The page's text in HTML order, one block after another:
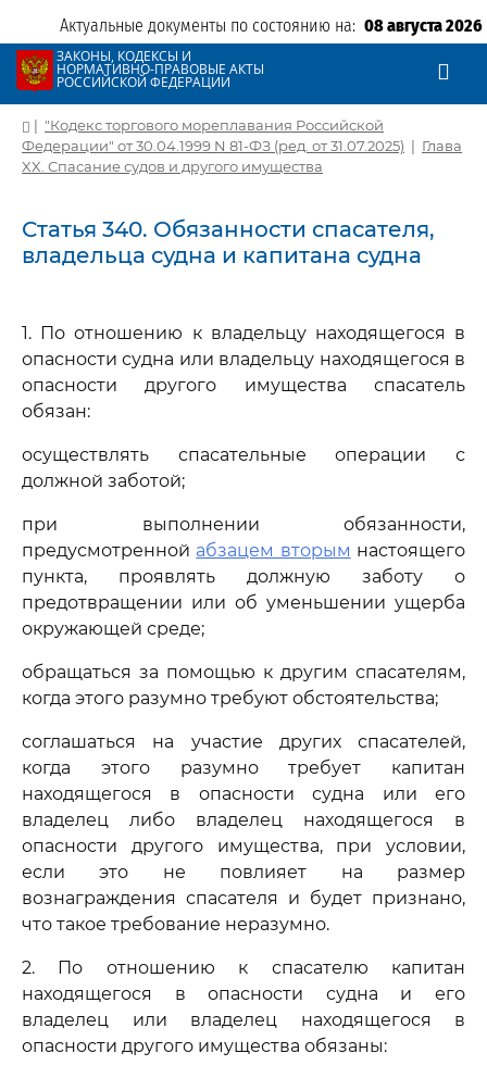
Актуальные документы по состоянию на: 08 августа 2026
ЗАКОНЫ, КОДЕКСЫ И
НОРМАТИВНО-ПРАВОВЫЕ АКТЫ
РОССИЙСКОЙ ФЕДЕРАЦИИ
| "Кодекс торгового мореплавания Российской
Федерации" от 30.04.1999 N 81-ФЗ (ред. от 31.07.2025) | Глава
XX. Спасание судов и другого имущества
Статья 340. Обязанности спасателя,
владельца судна и капитана судна
1. По отношению к владельцу находящегося в
опасности судна или владельцу находящегося в
опасности другого имущества спасатель
обязан:
осуществлять спасательные операции с
должной заботой;
при выполнении обязанности,
предусмотренной абзацем вторым настоящего
пункта, проявлять должную заботу о
предотвращении или об уменьшении ущерба
окружающей среде;
обращаться за помощью к другим спасателям,
когда этого разумно требуют обстоятельства;
соглашаться на участие других спасателей,
когда этого разумно требует капитан
находящегося в опасности судна или его
владелец либо владелец находящегося в
опасности другого имущества, при условии,
если это не повлияет на размер
вознаграждения спасателя и будет признано,
что такое требование неразумно.
2. По отношению к спасателю капитан
находящегося в опасности судна и его
владелец или владелец находящегося в
опасности другого имущества обязаны: